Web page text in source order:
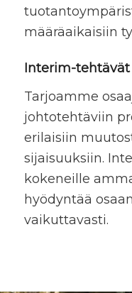
määräaikaisiin
Interim-tehtävät
Tarjoamme
johtotehtäviin
erilaisiin
sijaisuuksiin.
kokeneille
hyödyntää
vaikuttavasti.